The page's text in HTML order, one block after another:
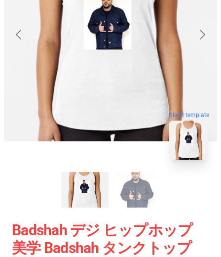
blank template
Badshah デジ ヒップホップ
美学 Badshah タンクトップ